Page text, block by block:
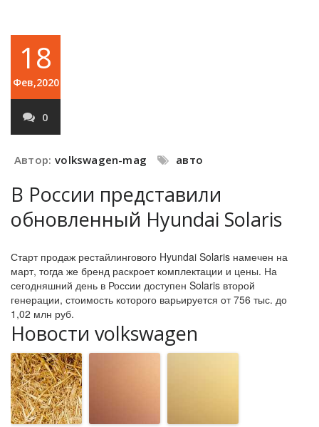
18
Фев,2020
0
Автор: volkswagen-mag авто
В России представили
обновленный Hyundai Solaris
Старт продаж рестайлингового Hyundai Solaris намечен на
март, тогда же бренд раскроет комплектации и цены. На
сегодняшний день в России доступен Solaris второй
генерации, стоимость которого варьируется от 756 тыс. до
1,02 млн руб.
Новости volkswagen